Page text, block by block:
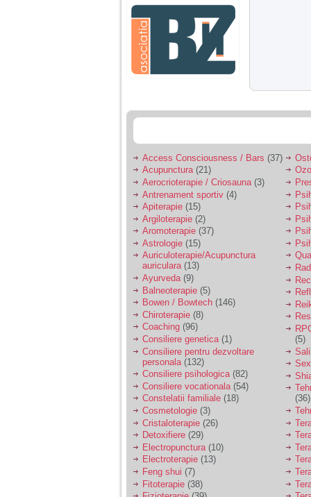
agresiva, orice
greseala era taxata cu
o palma sau pedepse.
De 4 ani am o relatie
serioasa cu un barbat
sa se manifeste o
Ma aflu aici pentru ca
vreau sa stiu daca am
nevoie de un psiholog
sau psihiatru.
Sunt casatorita, am
31 de ani si un copil in
varsta de 2 ani care
mi-e lumina ochilor.
De ceva timp simt ca
mi s-a adunat
oboseala, o oboseala
cronica de care nu pot
scapa si simt ca din
cauza ei nu pot
controla nervii si
cateodata are copilul
de suferit.
Am o bariera peste
care nu pot trece:
prietena mea a ramas
insarcinata cu o fata.
Am fost de comun
acord sa facem un
copil, cu gandul ca e
baiat.
Access Consciousness / Bars (37)
Acupunctura(21)
Aerocrioterapie / Criosauna (3)
Antrenament sportiv (4)
Apiterapie (15)
Argiloterapie (2)
Aromoterapie (37)
Astrologie (15)
Auriculoterapie/Acupunctura
auriculara(13)
Ayurveda(9)
Balneoterapie (5)
Bowen / Bowtech (146)
Chiroterapie (8)
Coaching (96)
Consiliere genetica(1)
Consiliere pentru dezvoltare
personala (132)
Consiliere psihologica(82)
Consiliere vocationala (54)
Constelatii familiale (18)
Cosmetologie (3)
Cristaloterapie (26)
Detoxifiere (29)
Electropunctura (10)
Electroterapie (13)
Feng shui (7)
Fitoterapie (38)
(5)
(36)